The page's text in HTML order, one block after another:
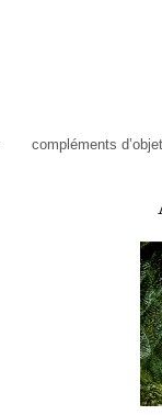
compléments